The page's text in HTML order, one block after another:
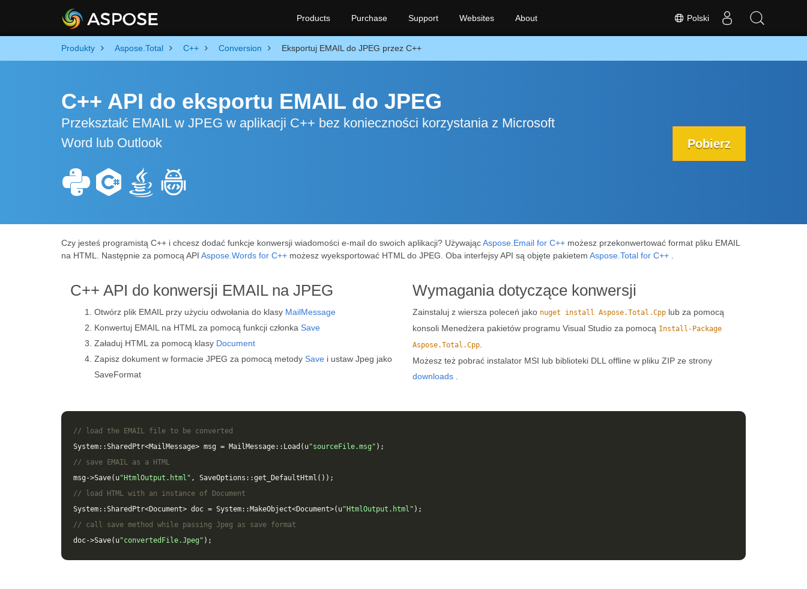
Polski
Products Purchase Support Websites About
Produkty Aspose.Total C++ Conversion Eksportuj EMAIL do JPEG przez C++
C++ API do eksportu EMAIL do JPEG
Przekształć EMAIL w JPEG w aplikacji C++ bez konieczności korzystania z Microsoft
Word lub Outlook
Pobierz
Czy jesteś programistą C++ i chcesz dodać funkcje konwersji wiadomości e-mail do swoich aplikacji? UżywającAspose.Email for C++ możesz przekonwertować format pliku EMAIL
na HTML. Następnie za pomocą API Aspose.Words for C++ możesz wyeksportować HTML do JPEG. Oba interfejsy API są objęte pakietem Aspose.Total for C++
C++ API do konwersji EMAIL na JPEG
Otwórz plik EMAIL przy użyciu odwołania do klasy MailMessage
Konwertuj EMAIL na HTML za pomocą funkcji członka Save
Załaduj HTML za pomocą klasy Document
Zapisz dokument w formacie JPEG za pomocą metody Save i ustaw Jpeg jako
SaveFormat
Wymagania dotyczące konwersji
Zainstaluj z wiersza poleceń jako nuget install Aspose.Total.Cpp lub za pomocą
konsoli Menedżera pakietów programu Visual Studio za pomocą Install-Package
Aspose.Total.Cpp
Możesz też pobrać instalator MSI lub biblioteki DLL offline w pliku ZIP ze strony
downloads
// load the EMAIL file to be converted
System::SharedPtr<MailMessage> msg = MailMessage:: Load ( u"sourceFile.msg" );
// save EMAIL as a HTML
msg ->Save( u"HtmlOutput.html" , SaveOptions ::get_DefaultHtml ());
// load HTML with an instance of Document
System::SharedPtr<Document> doc = System:: MakeObject<Document>( u"HtmlOutput.html" );
// call save method while passing Jpeg as save format
doc->Save( u"convertedFile.Jpeg" );